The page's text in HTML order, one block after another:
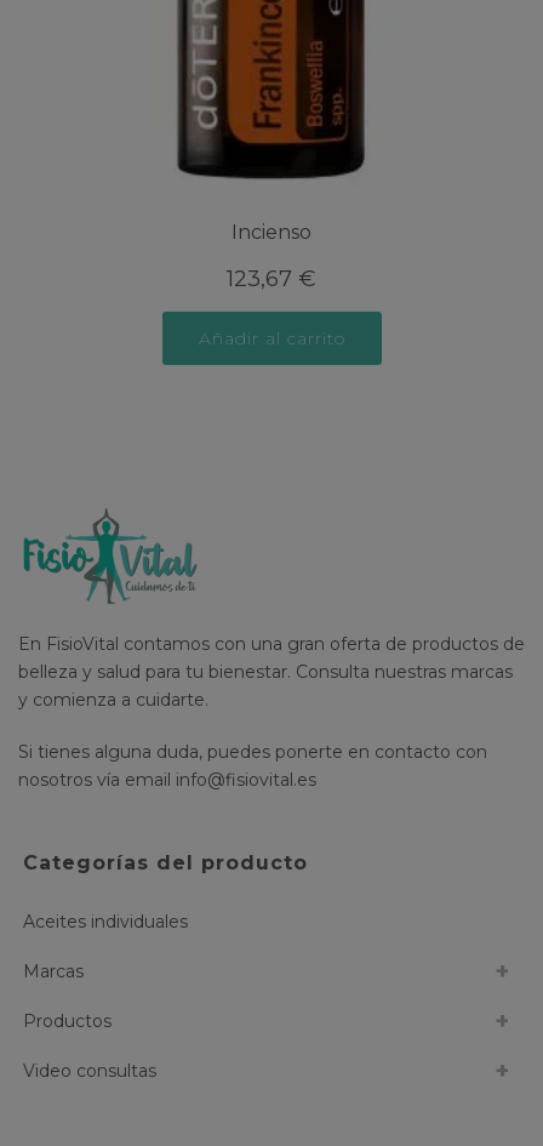
Incienso
123,67 €
Añadir al carrito
En FisioVital contamos con una gran oferta de productos de
belleza y salud para tu bienestar. Consulta nuestras marcas
y comienza a cuidarte.
Si tienes alguna duda, puedes ponerte en contacto con
nosotros vía email info@fisiovital.es
Categorías del producto
Aceites individuales
Marcas
Productos
Video consultas